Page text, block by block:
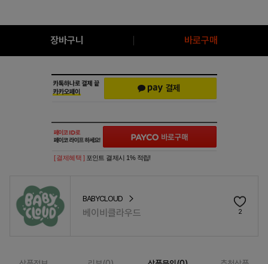
장바구니 바로구매
[ 결제혜택 ] 포인트 결제시 1% 적립!
BABYCLOUD
베이비클라우드 2